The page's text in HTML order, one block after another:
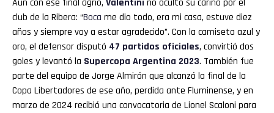
Aun con ese final agrio, Valentini no ocultó su cariño por el
club de la Ribera: “Boca me dio todo, era mi casa, estuve diez
años y siempre voy a estar agradecido”. Con la camiseta azul y
oro, el defensor disputó 47 partidos oficiales, convirtió dos
goles y levantó la Supercopa Argentina 2023. También fue
parte del equipo de Jorge Almirón que alcanzó la final de la
Copa Libertadores de ese año, perdida ante Fluminense, y en
marzo de 2024 recibió una convocatoria de Lionel Scaloni para